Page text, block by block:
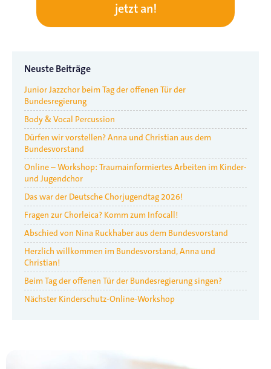
jetzt an!
Neuste Beiträge
Junior Jazzchor beim Tag der offenen Tür der
Bundesregierung
Body & Vocal Percussion
Dürfen wir vorstellen? Anna und Christian aus dem
Bundesvorstand
Online – Workshop: Traumainformiertes Arbeiten im Kinder-
und Jugendchor
Das war der Deutsche Chorjugendtag 2026!
Fragen zur Chorleica? Komm zum Infocall!
Abschied von Nina Ruckhaber aus dem Bundesvorstand
Herzlich willkommen im Bundesvorstand, Anna und
Christian!
Beim Tag der offenen Tür der Bundesregierung singen?
Nächster Kinderschutz-Online-Workshop